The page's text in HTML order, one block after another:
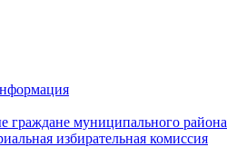
граждане муниципального района
избирательная комиссия